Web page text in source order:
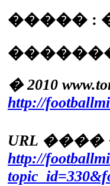
����� :
� 2010
http://
URL
http://